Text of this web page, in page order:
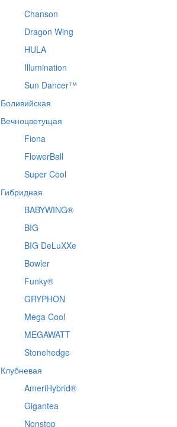
Chanson
Dragon Wing
HULA
Illumination
Sun Dancer™
Боливийская
Вечноцветущая
Fiona
FlowerBall
Super Cool
Гибридная
BABYWING®
BIG
BIG DeLuXXe
Bowler
Funky®
GRYPHON
Mega Cool
MEGAWATT
Stonehedge
Клубневая
AmeriHybrid®
Gigantea
Nonstop